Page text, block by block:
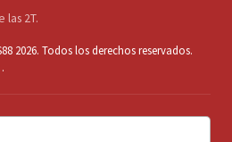
las 2T.
2026. Todos los derechos reservados.
.